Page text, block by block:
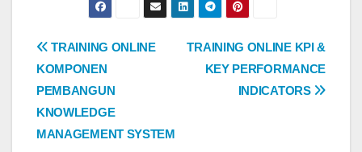
Post
navigation
TRAINING ONLINE KPI &
KEY PERFORMANCE
INDICATORS
TRAINING ONLINE
KOMPONEN
PEMBANGUN
KNOWLEDGE
MANAGEMENT SYSTEM